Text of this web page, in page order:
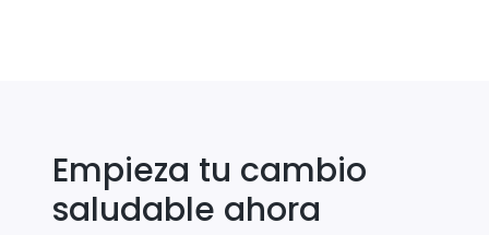
Empieza tu cambio
saludable ahora